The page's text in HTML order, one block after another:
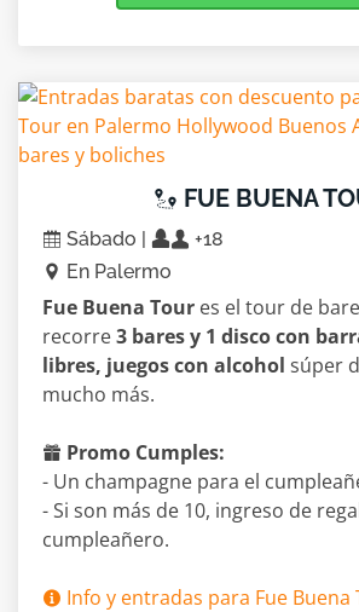
FUE BUENA
Sábado |
+18
En Palermo
Fue Buena Tour es el tour de
recorre3 bares y 1 disco con
libres, juegos con alcohol súper
mucho más.
Promo Cumples:
- Un champagne para el
- Si son más de 10, ingreso de
cumpleañero.
Info y entradas para Fue Buena